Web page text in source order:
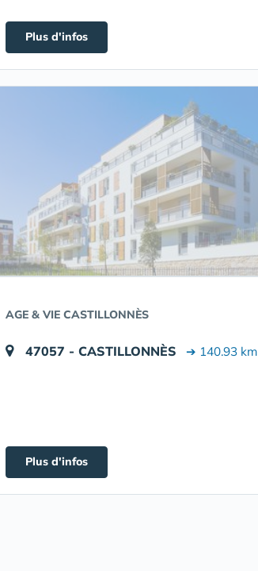
Plus d'infos
AGE & VIE CASTILLONNÈS
47057 - CASTILLONNÈS ➔ 140.93 km
Plus d'infos